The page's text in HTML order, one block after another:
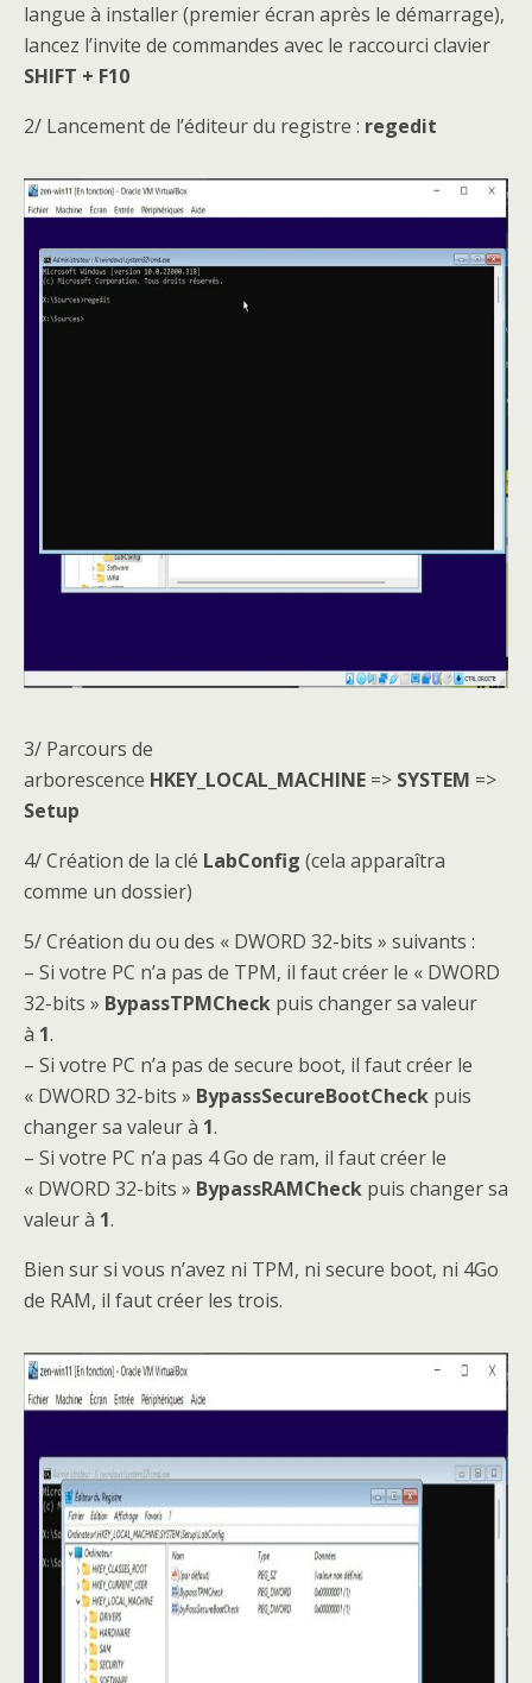
langue à installer (premier écran après le démarrage),
lancez l’invite de commandes avec le raccourci clavier
SHIFT + F10
2/ Lancement de l’éditeur du registre : regedit
3/ Parcours de
arborescence HKEY_LOCAL_MACHINE => SYSTEM =>
Setup
4/ Création de la clé LabConfig (cela apparaîtra
comme un dossier)
5/ Création du ou des « DWORD 32-bits » suivants :
– Si votre PC n’a pas de TPM, il faut créer le « DWORD
32-bits » BypassTPMCheck puis changer sa valeur
à 1.
– Si votre PC n’a pas de secure boot, il faut créer le
« DWORD 32-bits » BypassSecureBootCheck puis
changer sa valeur à 1.
– Si votre PC n’a pas 4 Go de ram, il faut créer le
« DWORD 32-bits » BypassRAMCheck puis changer sa
valeur à 1.
Bien sur si vous n’avez ni TPM, ni secure boot, ni 4Go
de RAM, il faut créer les trois.